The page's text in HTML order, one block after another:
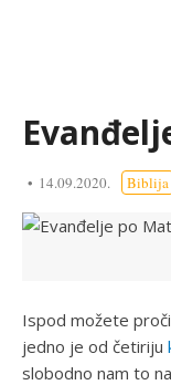
14.09.2020. Biblija
Ispod možete
jedno je od četiriju
slobodno nam to